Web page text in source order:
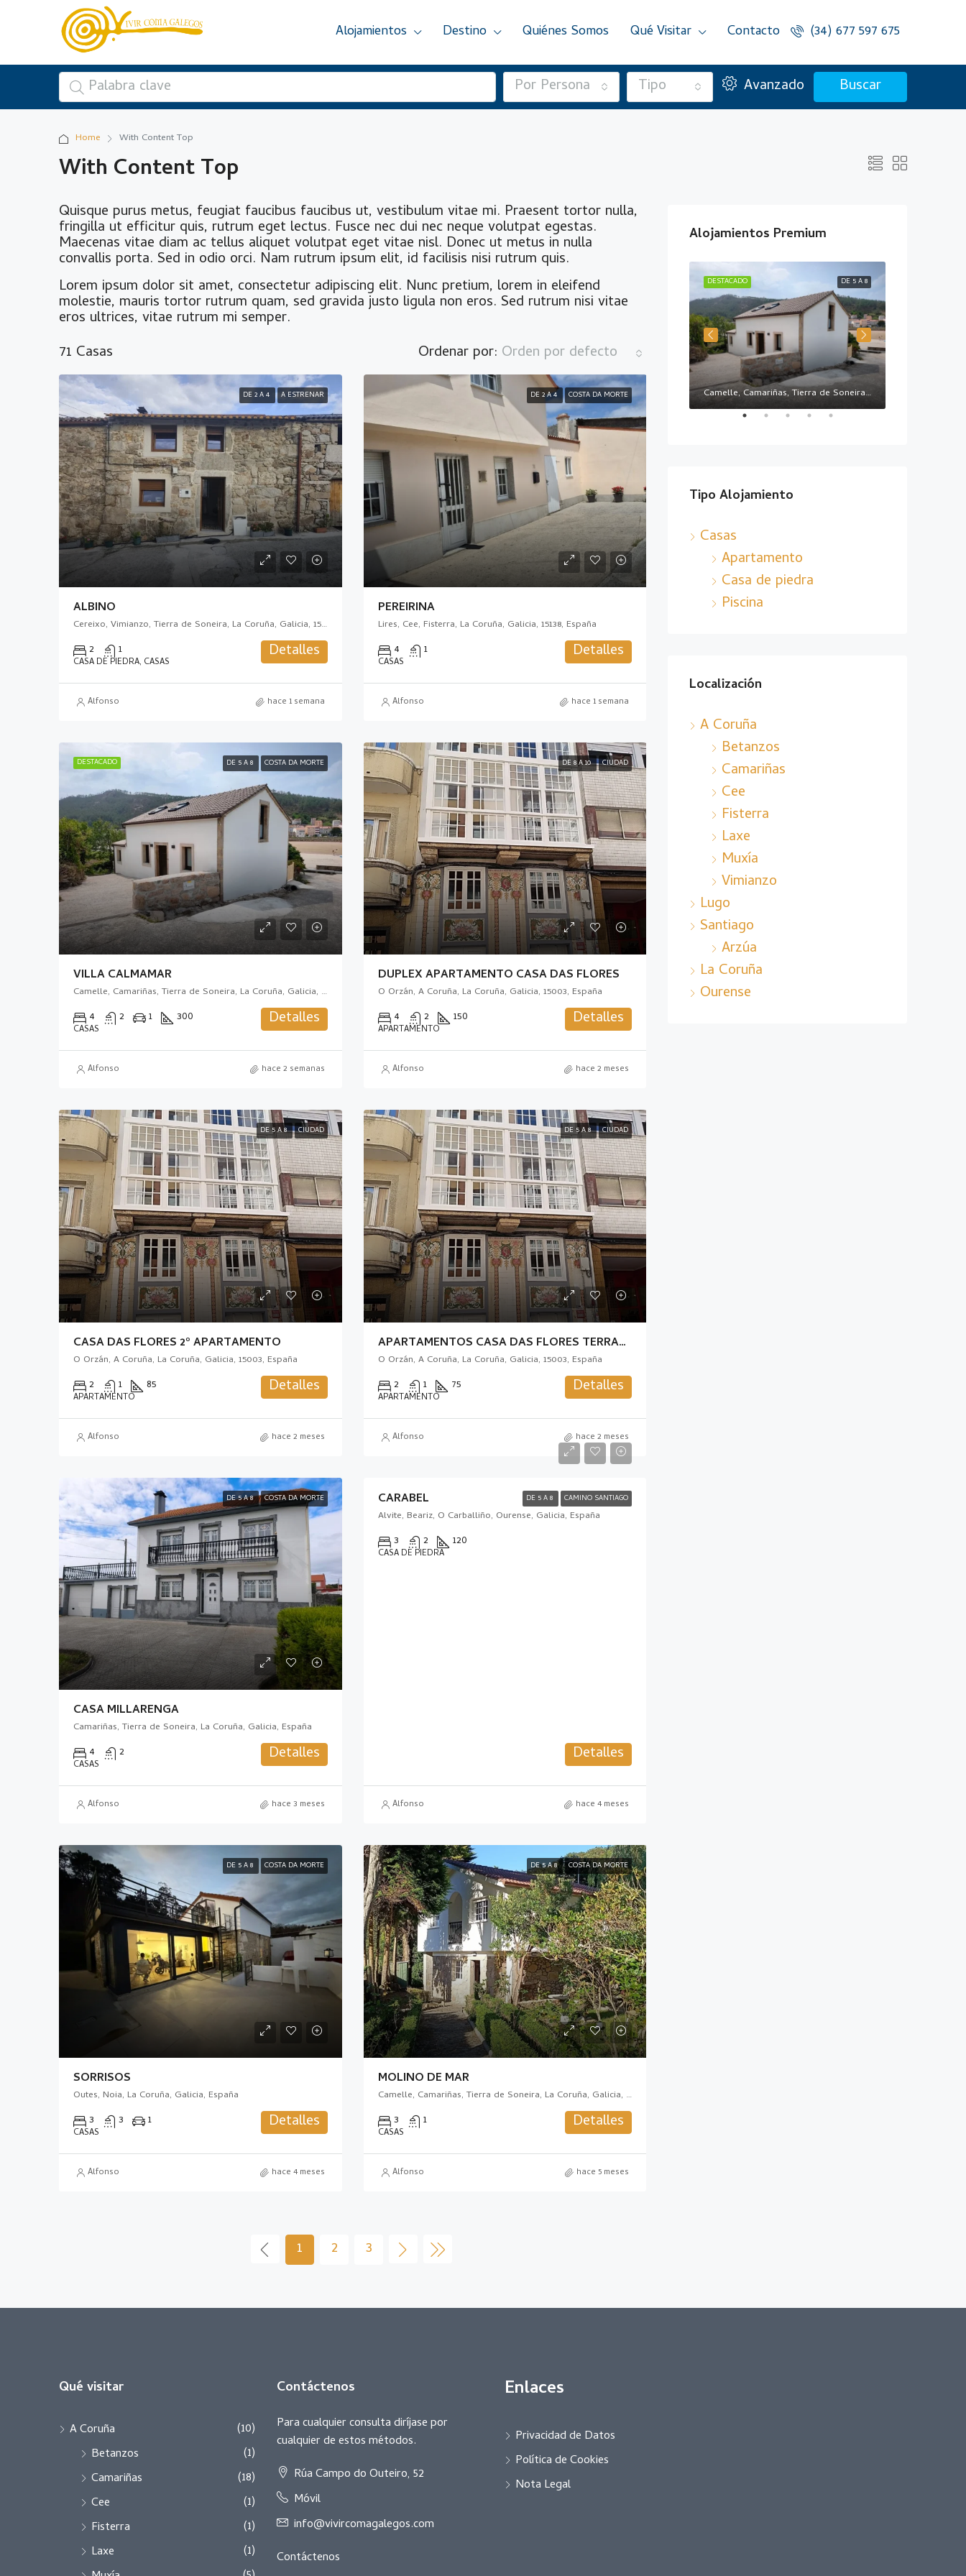
Alojamientos Destino Quiénes Somos Qué Visitar Contacto (34) 677 597 675
Por Persona Tipo Avanzado Buscar
Home With Content Top
With Content Top
Quisque purus metus, feugiat faucibus faucibus ut, vestibulum vitae mi. Praesent tortor nulla,
fringilla ut efficitur quis, rutrum eget lectus. Fusce nec dui nec neque volutpat egestas.
Maecenas vitae diam ac tellus aliquet volutpat eget vitae nisl. Donec ut metus in nulla
convallis porta. Sed in odio orci. Nam rutrum ipsum elit, id facilisis nisi rutrum quis.
Lorem ipsum dolor sit amet, consectetur adipiscing elit. Nunc pretium, lorem in eleifend
molestie, mauris tortor rutrum quam, sed gravida justo ligula non eros. Sed rutrum nisi vitae
eros ultrices, vitae rutrum mi semper.
71 Casas
Ordenar por: Orden por defecto
DE 2 A 4 A ESTRENAR
ALBINO
Cereixo, Vimianzo, Tierra de Soneira, La Coruña, Galicia, 15129, España
2 1
CASA DE PIEDRA, CASAS Detalles
Alfonso hace 1 semana
DE 2 A 4 COSTA DA MORTE
PEREIRIÑA
Lires, Cee, Fisterra, La Coruña, Galicia, 15138, España
4 1
CASAS Detalles
Alfonso hace 1 semana
DESTACADO DE 5 A 8 COSTA DA MORTE
VILLA CALMAMAR
Camelle, Camariñas, Tierra de Soneira, La Coruña, Galicia, 15121, España
4 2 1 300
CASAS Detalles
Alfonso hace 2 semanas
DE 8 A 10 CIUDAD
DUPLEX APARTAMENTO CASA DAS FLORES
O Orzán, A Coruña, La Coruña, Galicia, 15003, España
4 2 150
APARTAMENTO Detalles
Alfonso hace 2 meses
DE 5 A 8 CIUDAD
CASA DAS FLORES 2º APARTAMENTO
O Orzán, A Coruña, La Coruña, Galicia, 15003, España
2 1 85
APARTAMENTO Detalles
Alfonso hace 2 meses
DE 5 A 8 CIUDAD
APARTAMENTOS CASA DAS FLORES TERRAZA
O Orzán, A Coruña, La Coruña, Galicia, 15003, España
2 1 75
APARTAMENTO Detalles
Alfonso hace 2 meses
DE 5 A 8 COSTA DA MORTE
CASA MILLARENGA
Camariñas, Tierra de Soneira, La Coruña, Galicia, España
4 2
CASAS Detalles
Alfonso hace 3 meses
DE 5 A 8 CAMINO SANTIAGO
CARABEL
Alvite, Beariz, O Carballiño, Ourense, Galicia, España
3 2 120
CASA DE PIEDRA
Detalles
Alfonso hace 4 meses
DE 5 A 8 COSTA DA MORTE
SORRISOS
Outes, Noia, La Coruña, Galicia, España
3 3 1
CASAS Detalles
Alfonso hace 4 meses
DE 5 A 8 COSTA DA MORTE
MOLINO DE MAR
Camelle, Camariñas, Tierra de Soneira, La Coruña, Galicia, 15121, España
3 1
CASAS Detalles
Alfonso hace 5 meses
1 2 3
Alojamientos Premium
DESTACADO
Corcoesto, Cabana de Bergantiños
DE 5 A 8
DESTACADO
Camelle, Camariñas, Tierra de Soneira, La Coruña, Galicia, 15121, España
Tipo Alojamiento
Casas
Apartamento
Casa de piedra
Piscina
Localización
A Coruña
Betanzos
Camariñas
Cee
Fisterra
Laxe
Muxía
Vimianzo
Lugo
Santiago
Arzúa
La Coruña
Ourense
Qué visitar
A Coruña
(10)
Betanzos
(1)
Camariñas
(18)
Cee
(1)
Fisterra
(1)
Laxe
(1)
Contáctenos
Para cualquier consulta diríjase por
cualquier de estos métodos.
Rúa Campo do Outeiro, 52
Móvil
info@vivircomagalegos.com
Contáctenos
Enlaces
Privacidad de Datos
Política de Cookies
Nota Legal